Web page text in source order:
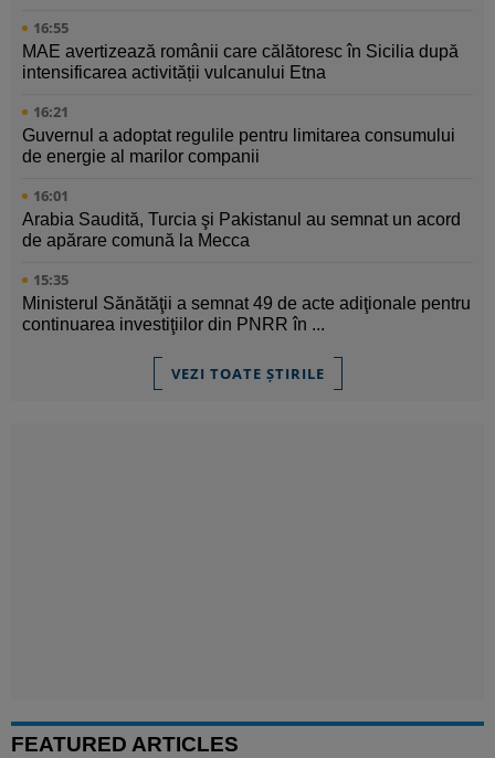
16:55
MAE avertizează românii care călătoresc în Sicilia după
intensificarea activității vulcanului Etna
16:21
Guvernul a adoptat regulile pentru limitarea consumului
de energie al marilor companii
16:01
Arabia Saudită, Turcia şi Pakistanul au semnat un acord
de apărare comună la Mecca
15:35
Ministerul Sănătăţii a semnat 49 de acte adiţionale pentru
continuarea investiţiilor din PNRR în ...
VEZI TOATE ȘTIRILE
FEATURED ARTICLES